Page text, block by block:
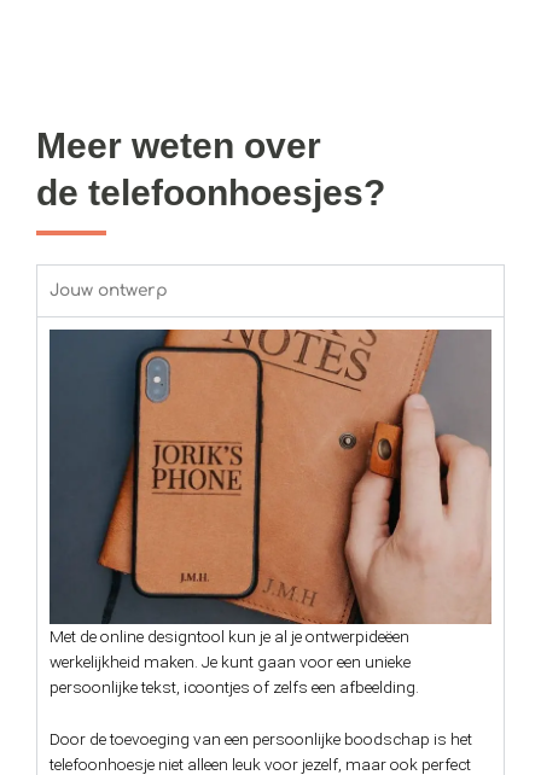
Meer weten over
de telefoonhoesjes?
Jouw ontwerp
Met de online designtool kun je al je ontwerpideëen
werkelijkheid maken. Je kunt gaan voor een unieke
persoonlijke tekst, icoontjes of zelfs een afbeelding.
Door de toevoeging van een persoonlijke boodschap is het
telefoonhoesje niet alleen leuk voor jezelf, maar ook perfect